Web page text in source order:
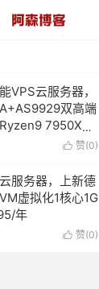
VPS云服务器，
双高端
7950X，
带宽低至
 赞(0)
服务器，上新德
虚拟化1核心1G
年
 赞(0)